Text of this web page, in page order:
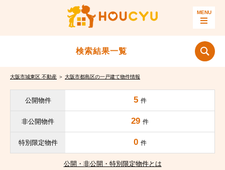
検索結果一覧
大阪市城東区 不動産 ＞ 大阪市都島区の一戸建て物件情報
公開物件 5 件
非公開物件 29 件
特別限定物件 0 件
公開・非公開・特別限定物件とは